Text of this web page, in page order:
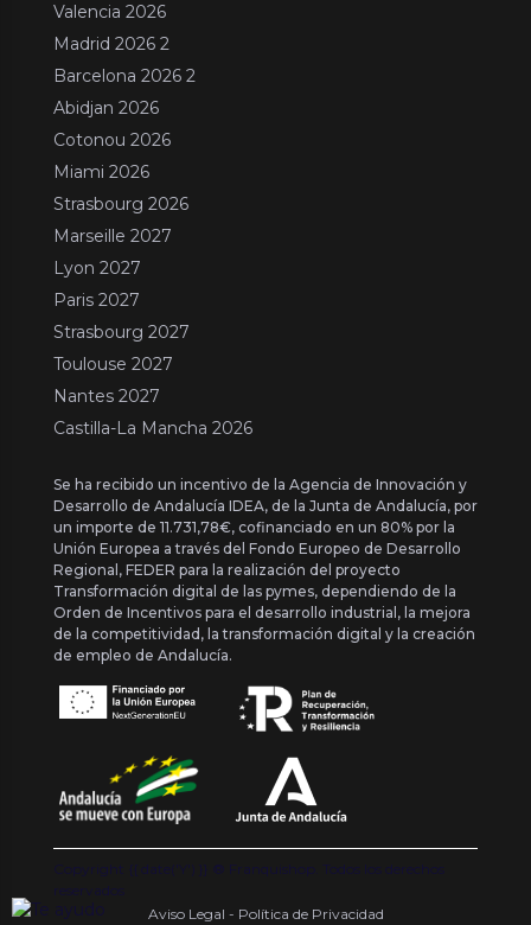
Valencia 2026
Madrid 2026 2
Barcelona 2026 2
Abidjan 2026
Cotonou 2026
Miami 2026
Strasbourg 2026
Marseille 2027
Lyon 2027
Paris 2027
Strasbourg 2027
Toulouse 2027
Nantes 2027
Castilla-La Mancha 2026
Se ha recibido un incentivo de la Agencia de Innovación y
Desarrollo de Andalucía IDEA, de la Junta de Andalucía, por
un importe de 11.731,78€, cofinanciado en un 80% por la
Unión Europea a través del Fondo Europeo de Desarrollo
Regional, FEDER para la realización del proyecto
Transformación digital de las pymes, dependiendo de la
Orden de Incentivos para el desarrollo industrial, la mejora
de la competitividad, la transformación digital y la creación
de empleo de Andalucía.
Copyright {{ date('Y') }} ® Franquishop. Todos los derechos
reservados
Aviso Legal - Política de Privacidad